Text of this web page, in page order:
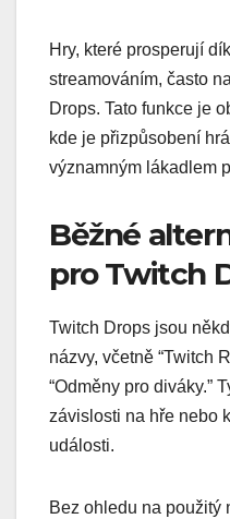
Hry, které prosperují
streamováním, často
Drops. Tato funkce je
kde je přizpůsobení
významným lákadlem
Běžné
pro Twitch
Twitch Drops jsou
názvy, včetně “Twitch
“Odměny pro diváky.”
závislosti na hře nebo
události.
Bez ohledu na použitý